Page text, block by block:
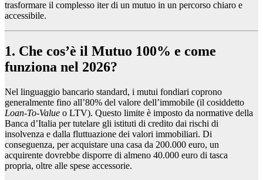
trasformare il complesso iter di un mutuo in un percorso chiaro e
accessibile.
1. Che cos’è il Mutuo 100% e come
funziona nel 2026?
Nel linguaggio bancario standard, i mutui fondiari coprono
generalmente fino all’80% del valore dell’immobile (il cosiddetto
Loan-To-Value o LTV). Questo limite è imposto da normative della
Banca d’Italia per tutelare gli istituti di credito dai rischi di
insolvenza e dalla fluttuazione dei valori immobiliari. Di
conseguenza, per acquistare una casa da 200.000 euro, un
acquirente dovrebbe disporre di almeno 40.000 euro di tasca
propria, oltre alle spese accessorie.